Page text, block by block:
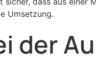
Umsetzung.
der